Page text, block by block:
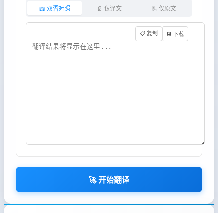
📖 双语对照 📄 仅译文 📃 仅原文
📋 复制 💾 下载
🚀 开始翻译